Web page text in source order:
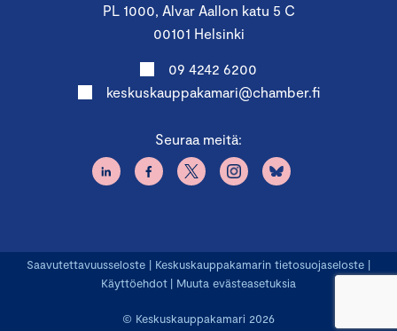
PL 1000, Alvar Aallon katu 5 C
00101 Helsinki
09 4242 6200
keskuskauppakamari@chamber.fi
Seuraa meitä:
© Keskuskauppakamari 2026
Saavutettavuusseloste | Keskuskauppakamarin tietosuojaseloste |
Käyttöehdot | Muuta evästeasetuksia